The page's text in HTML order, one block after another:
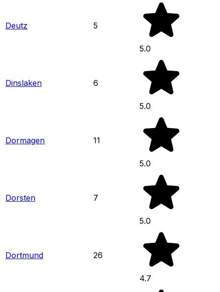
Deutz 5
5.0
Dinslaken 6
5.0
Dormagen 11
5.0
Dorsten 7
5.0
Dortmund 26
4.7